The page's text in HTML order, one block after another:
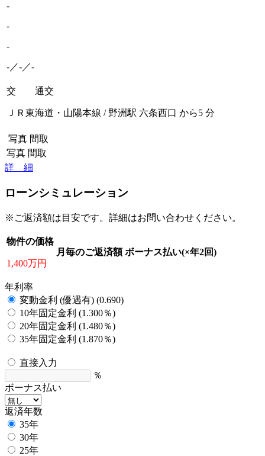
-
-
-
-／-／-
交 通交
ＪＲ東海道・山陽本線 / 野洲駅 六条西口 から5 分
写真 間取
写真 間取
詳 細
ローンシミュレーション
※ご返済額は目安です。詳細はお問い合わせください。
物件の価格
1,400万円
月毎のご返済額 ボーナス払い(×年2回)
年利率
変動金利 (優遇有) (0.690)
10年固定金利 (1.300％)
20年固定金利 (1.480％)
35年固定金利 (1.870％)
直接入力
％
ボーナス払い
返済年数
35年
30年
25年